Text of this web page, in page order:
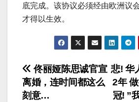
底完成。该协议必须经由欧洲议
才得以生效。
文
章
悲! 华
2年
冠! ”
佟丽娅陈思诚官宣
离婚，连时间都这么
刻意…